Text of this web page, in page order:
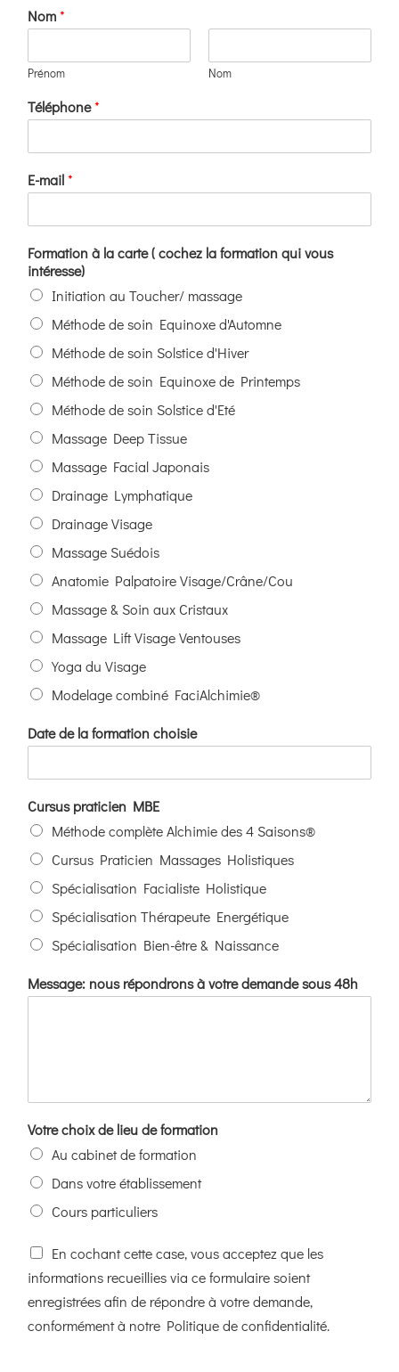
Boutique
Ressources
Contact
Nom*
Prénom Nom
Téléphone*
E-mail*
Formation à la carte ( cochez la formation qui vous
intéresse)
Initiation au Toucher/ massage
Méthode de soin Equinoxe d'Automne
Méthode de soin Solstice d'Hiver
Méthode de soin Equinoxe de Printemps
Méthode de soin Solstice d'Eté
Massage Deep Tissue
Massage Facial Japonais
Drainage Lymphatique
Drainage Visage
Massage Suédois
Anatomie Palpatoire Visage/Crâne/Cou
Massage & Soin aux Cristaux
Massage Lift Visage Ventouses
Yoga du Visage
Modelage combiné FaciAlchimie®
Date de la formation choisie
Cursus praticien MBE
Méthode complète Alchimie des 4 Saisons®
Cursus Praticien Massages Holistiques
Spécialisation Facialiste Holistique
Spécialisation Thérapeute Energétique
Spécialisation Bien-être & Naissance
Message: nous répondrons à votre demande sous 48h
Votre choix de lieu de formation
Au cabinet de formation
Dans votre établissement
Cours particuliers
En cochant cette case, vous acceptez que les
informations recueillies via ce formulaire soient
enregistrées afin de répondre à votre demande,
conformément à notre Politique de confidentialité.